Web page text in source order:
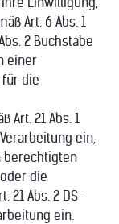
Art. 6 Abs. 1
2 Buchstabe
einer
die
21 Abs. 1
ein,
berechtigten
die
21 Abs. 2 DS-
ein.